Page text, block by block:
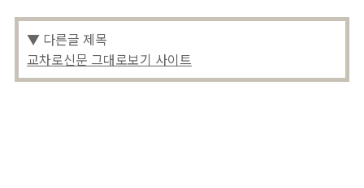
▼ 다른글 제목
교차로신문 그대로보기 사이트